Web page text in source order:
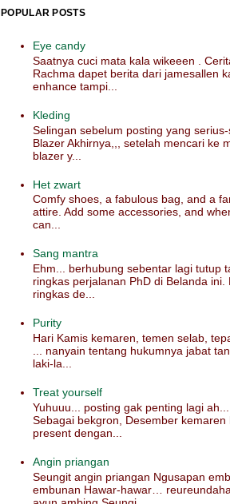
POPULAR POSTS
Eye candy
Saatnya cuci mata kala wikeeen .
Rachma dapet berita dari jamesallen
enhance tampi...
Kleding
Selingan sebelum posting yang
Blazer Akhirnya,,, setelah mencari ke
blazer y...
Het zwart
Comfy shoes, a fabulous bag, and a
attire. Add some accessories, and
can...
Sang mantra
Ehm... berhubung sebentar lagi tutup
ringkas perjalanan PhD di Belanda
ringkas de...
Purity
Hari Kamis kemaren, temen selab,
... nanyain tentang hukumnya jabat
laki-la...
Treat yourself
Yuhuuu... posting gak penting lagi
Sebagai bekgron, Desember
present dengan...
Angin priangan
Seungit angin priangan Ngusapan
embunan Hawar-hawar…